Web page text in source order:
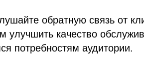
обратную связь от
улучшить качество
потребностям аудитории.